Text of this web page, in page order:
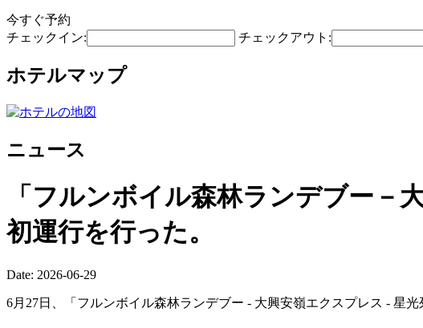
今すぐ予約
チェックイン:
チェックアウト:
ホテルマップ
ニュース
「フルンボイル森林ランデブー－
初運行を行った。
Date: 2026-06-29
6月27日、「フルンボイル森林ランデブー - 大興安嶺エクスプレス - 星